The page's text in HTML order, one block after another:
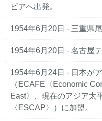
ビアへ出発。
1954年6月20日 - 三重県
1954年6月20日 - 名古屋
1954年6月24日 - 日本が
（ECAFE〈Economic
East〉、現在のアジア太
〈ESCAP〉）に加盟。